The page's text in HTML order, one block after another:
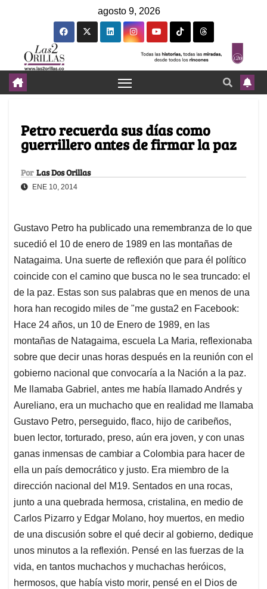
agosto 9, 2026
Petro recuerda sus días como
guerrillero antes de firmar la paz
Por Las Dos Orillas
ENE 10, 2014
Gustavo Petro ha publicado una remembranza de lo que
sucedió el 10 de enero de 1989 en las montañas de
Natagaima. Una suerte de reflexión que para él político
coincide con el camino que busca no le sea truncado: el
de la paz. Estas son sus palabras que en menos de una
hora han recogido miles de "me gusta2 en Facebook:
Hace 24 años, un 10 de Enero de 1989, en las
montañas de Natagaima, escuela La Maria, reflexionaba
sobre que decir unas horas después en la reunión con el
gobierno nacional que convocaría a la Nación a la paz.
Me llamaba Gabriel, antes me había llamado Andrés y
Aureliano, era un muchacho que en realidad me llamaba
Gustavo Petro, perseguido, flaco, hijo de caribeños,
buen lector, torturado, preso, aún era joven, y con unas
ganas inmensas de cambiar a Colombia para hacer de
ella un país democrático y justo. Era miembro de la
dirección nacional del M19. Sentados en una rocas,
junto a una quebrada hermosa, cristalina, en medio de
Carlos Pizarro y Edgar Molano, hoy muertos, en medio
de una discusión sobre el qué decir al gobierno, dedique
unos minutos a la reflexión. Pensé en las fuerzas de la
vida, en tantos muchachos y muchachas heróicos,
hermosos, que había visto morir, pensé en el Dios de